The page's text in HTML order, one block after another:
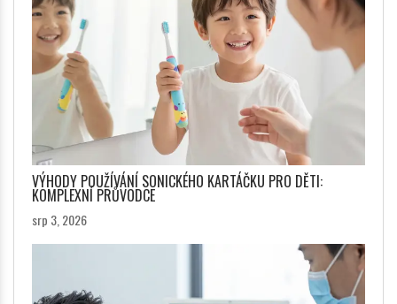
VÝHODY POUŽÍVÁNÍ SONICKÉHO KARTÁČKU PRO DĚTI:
KOMPLEXNÍ PRŮVODCE
srp 3, 2026